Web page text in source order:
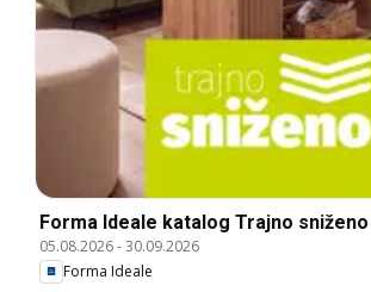
Forma Ideale katalog Trajno sniženo
05.08.2026-30.09.2026
Forma Ideale